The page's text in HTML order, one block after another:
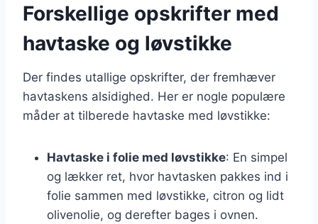
Forskellige opskrifter med
havtaske og løvstikke
Der findes utallige opskrifter, der fremhæver
havtaskens alsidighed. Her er nogle populære
måder at tilberede havtaske med løvstikke:
Havtaske i folie med løvstikke: En simpel
og lækker ret, hvor havtasken pakkes ind i
folie sammen med løvstikke, citron og lidt
olivenolie, og derefter bages i ovnen.